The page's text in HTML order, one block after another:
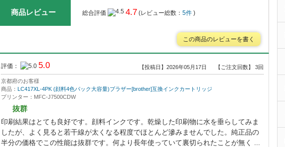
商品レビュー 総合評価 4.7 (レビュー総数： 5件 )
この商品のレビューを書く
評価： 5.0 【ご注文回数】 3回
【投稿日】2026年05月17日
京都府のお客様
商品： LC417XL-4PK (顔料4色パック大容量)ブラザー[brother]互換インクカートリッジ
プリンター：MFC-J7500CDW
抜群
印刷結果はとても良好です。顔料インクです。乾燥した印刷物に水を垂らしてみま
したが、よく見ると若干線が太くなる程度でほとんど滲みませんでした。純正品の
半分の価格でこの性能は抜群です。何より長年使っていて裏切られたことが無く ...